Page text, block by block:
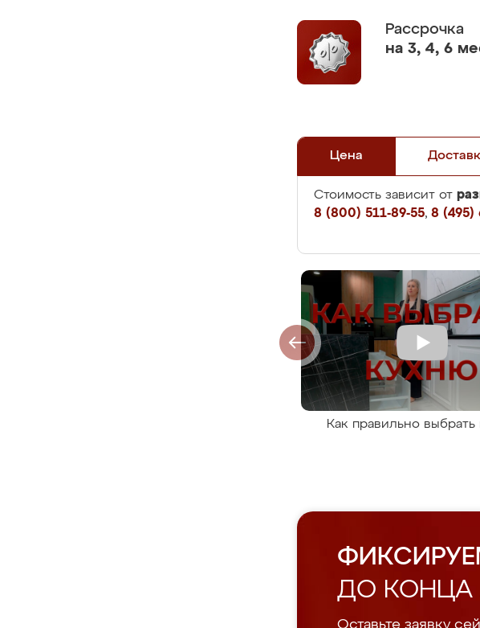
Рассрочка
на 3, 4, 6
Цена
Стоимость зависит от
8 (800) 511-89-55, 8 (495)
Как правильно выбрать
ДО КОНЦА
Оставьте заявку